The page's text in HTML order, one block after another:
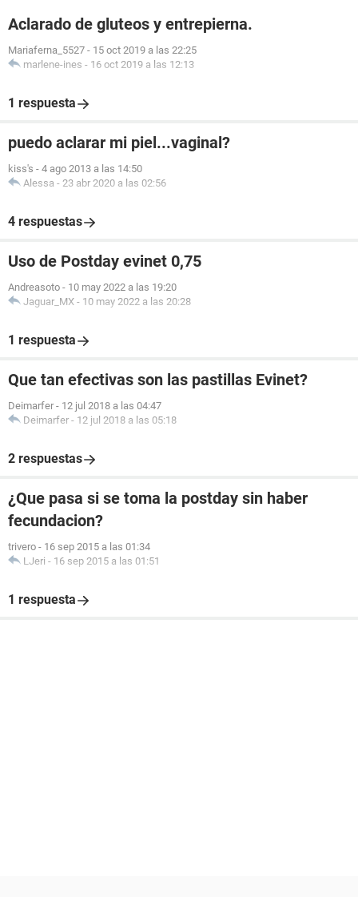
Aclarado de gluteos y entrepierna.
Mariaferna_5527 - 15 oct 2019 a las 22:25
marlene-ines - 16 oct 2019 a las 12:13
1 respuesta
puedo aclarar mi piel...vaginal?
kiss's - 4 ago 2013 a las 14:50
Alessa - 23 abr 2020 a las 02:56
4 respuestas
Uso de Postday evinet 0,75
Andreasoto - 10 may 2022 a las 19:20
Jaguar_MX - 10 may 2022 a las 20:28
1 respuesta
Que tan efectivas son las pastillas Evinet?
Deimarfer - 12 jul 2018 a las 04:47
Deimarfer - 12 jul 2018 a las 05:18
2 respuestas
¿Que pasa si se toma la postday sin haber
fecundacion?
trivero - 16 sep 2015 a las 01:34
LJeri - 16 sep 2015 a las 01:51
1 respuesta